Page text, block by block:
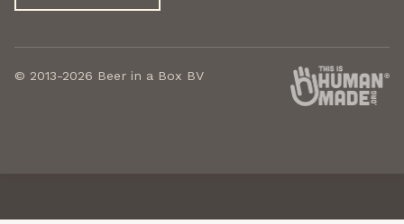
© 2013-2026 Beer in a Box BV